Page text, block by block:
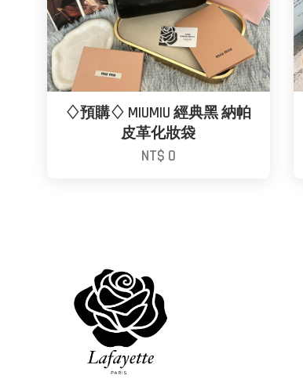
♢預購♢ MIUMIU 經典黑 納帕
皮革化妝袋
NT$ 0